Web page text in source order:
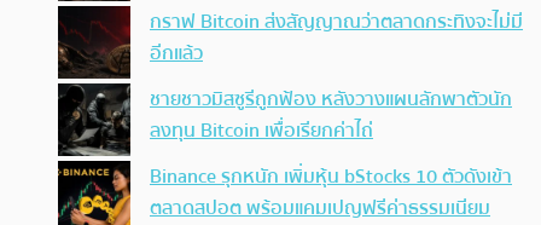
กราฟ Bitcoin ส่งสัญญาณว่าตลาดกระทิงจะไม่มี
อีกแล้ว
ชายชาวมิสซูรีถูกฟ้อง หลังวางแผนลักพาตัวนัก
ลงทุน Bitcoin เพื่อเรียกค่าไถ่
Binance รุกหนัก เพิ่มหุ้น bStocks 10 ตัวดังเข้า
ตลาดสปอต พร้อมแคมเปญฟรีค่าธรรมเนียม